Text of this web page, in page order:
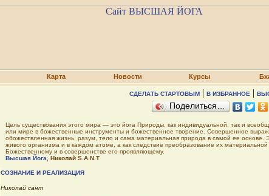
Карта Новости Курсы
СДЕЛАТЬ СТАРТОВЫМ | В ИЗБРАННОЕ |
Поделиться…
Цель существования этого мира — это йога Природы, как индивидуальной, так и
или мире в божественные инструменты и божественное творение. Совершенное
обожествленная жизнь, разум, тело и сама материальная природа в самой ее основе.
живого организма и в каждом атоме, а как следствие преобразование их
Божественному и в совершенстве его проявляющему.
Высшая Йога , Николай S.A.N.T
СОЗНАНИЕ И РЕАЛИЗАЦИЯ
Николай сант